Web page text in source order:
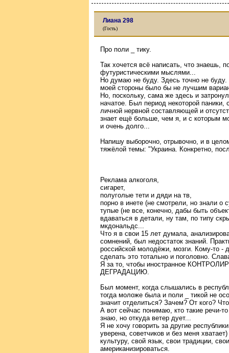
Лиана 298
(Гость)
Про поли _ тику.
Так хочется всё написать, что знаешь,
футуристическими мыслями...
Но думаю не буду. Здесь точно не
моей стороны было бы не лучшим
Но, поскольку, сама же здесь и
начатое. Был период некоторой паники,
личной нервной составляющей и
знает ещё больше, чем я, и с которым
и очень долго...
Напишу выборочно, отрывочно, и в
тяжёлой темы: "Украина. Конкретно,
Реклама алкоголя,
сигарет,
полуголые тети и дяди на тв,
порно в инете (не смотрели, но знали о
тупые (не все, конечно, дабы быть
вдаваться в детали, ну там, по типу
мкдональдс...
Что я в свои 15 лет думала,
сомнений, был недостаток знаний.
российской молодёжи, мозги. Кому-то -
сделать это тотально и поголовно.
Я за то, чтобы иностранное
ДЕГРАДАЦИЮ.
Был момент, когда слышались в
тогда моложе была и поли _ тикой не
значит отделиться? Зачем? От кого?
А вот сейчас понимаю, кто такие речи-
знаю, но откуда ветер дует...
Я не хочу говорить за другие
уверена, советчиков и без меня
культуру, свой язык, свои традиции,
американизироваться.